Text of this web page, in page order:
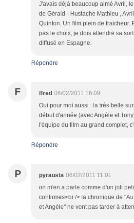
J'avais déjà beaucoup aimé Avril,
de Gérald - Hustache Mathieu ,
Quinton. Un film plein de fraicheur.
pas le choix, je dois attendre sa
diffusé en Espagne.
Répondre
F ffred 06/02/2011 16:09
Oui pour moi aussi : la très belle
début d'année (avec Angèle et
l'équipe du film au grand complet,
Répondre
P pyrausta 06/02/2011 11:01
on m'en a parle comme d'un joli
confirmes<br /> la chronique de
et Angèle" ne vont pas tarder à